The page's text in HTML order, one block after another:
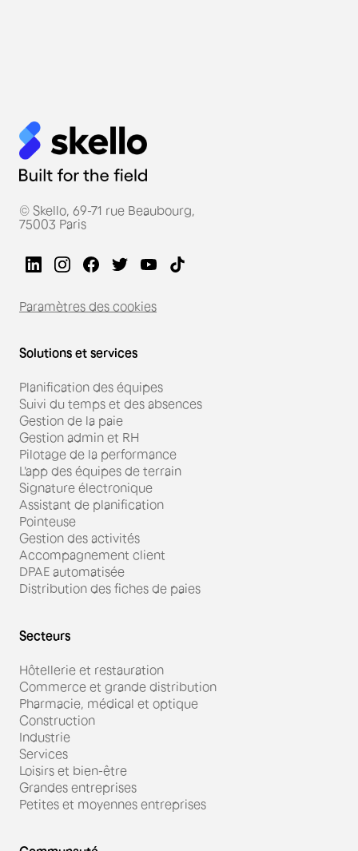
© Skello, 69-71 rue Beaubourg,
75003 Paris
Paramètres des cookies
Solutions et services
Planification des équipes
Suivi du temps et des absences
Gestion de la paie
Gestion admin et RH
Pilotage de la performance
L'app des équipes de terrain
Signature électronique
Assistant de planification
Pointeuse
Gestion des activités
Accompagnement client
DPAE automatisée
Distribution des fiches de paies
Secteurs
Hôtellerie et restauration
Commerce et grande distribution
Pharmacie, médical et optique
Construction
Industrie
Services
Loisirs et bien-être
Grandes entreprises
Petites et moyennes entreprises